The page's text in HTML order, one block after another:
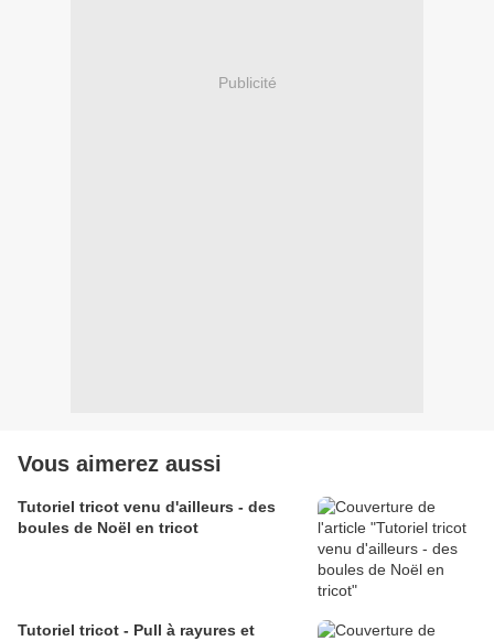
Publicité
Vous aimerez aussi
Tutoriel tricot venu d'ailleurs - des
boules de Noël en tricot
Tutoriel tricot - Pull à rayures et